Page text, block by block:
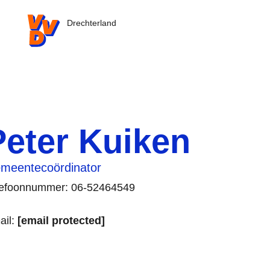
VVD.nl - Ga naar de homepage
Drechterland
Kuiken
06-52464549
[email protected]